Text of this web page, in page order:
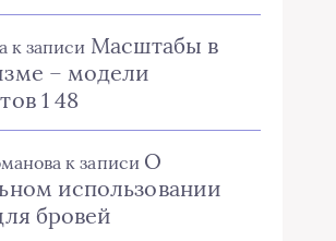
к записи Масштабы в
– модели
1 48
к записи О
использовании
бровей